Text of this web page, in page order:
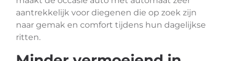
aantrekkelijk voor diegenen die op zoek zijn
naar gemak en comfort tijdens hun dagelijkse
ritten.